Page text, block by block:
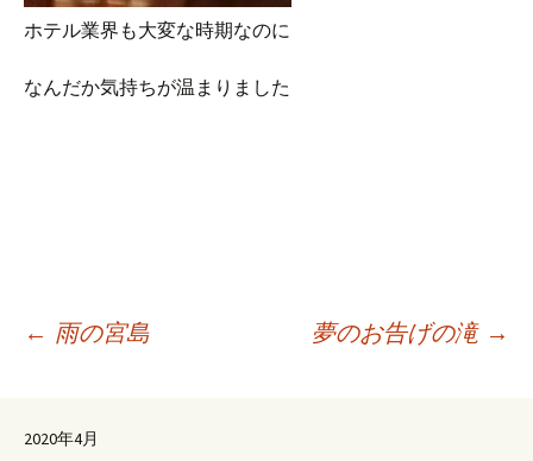
ホテル業界も大変な時期なのに
なんだか気持ちが温まりました
投
稿
← 雨の宮島 夢のお告げの滝 →
2020年4月